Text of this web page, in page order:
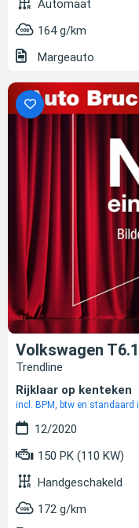
Automaat
164 g/km
Margeauto
Volkswagen
Trendline
Rijklaar op kenteken
incl. BPM, btw en standaard
12/2020
150 PK (110 KW)
Handgeschakeld
172 g/km